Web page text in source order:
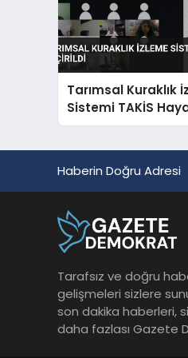
Tarımsal Kuraklık
Sistemi TAKİS
Haberin Doğru Adresi
Tarafsız ve doğru
gelişmeleri sizlere
son dakika haberleri,
daha fazlası Gazete